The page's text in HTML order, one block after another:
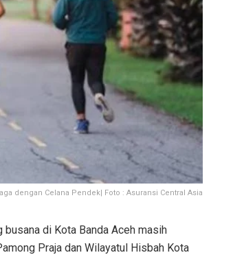
dengan Celana Pendek| Foto : Asuransi Central Asia
di Kota Banda Aceh masih
Praja dan Wilayatul Hisbah Kota